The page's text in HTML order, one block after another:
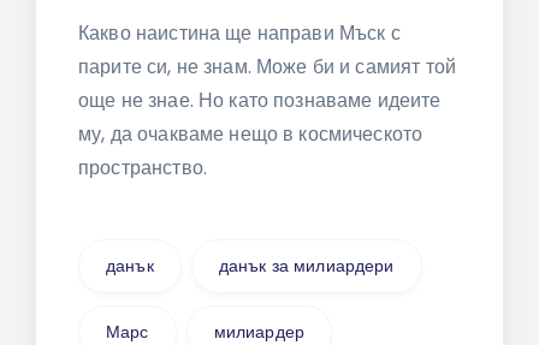
Какво наистина ще направи Мъск с
парите си, не знам. Може би и самият той
още не знае. Но като познаваме идеите
му, да очакваме нещо в космическото
пространство.
данък данък за милиардери
Марс милиардер